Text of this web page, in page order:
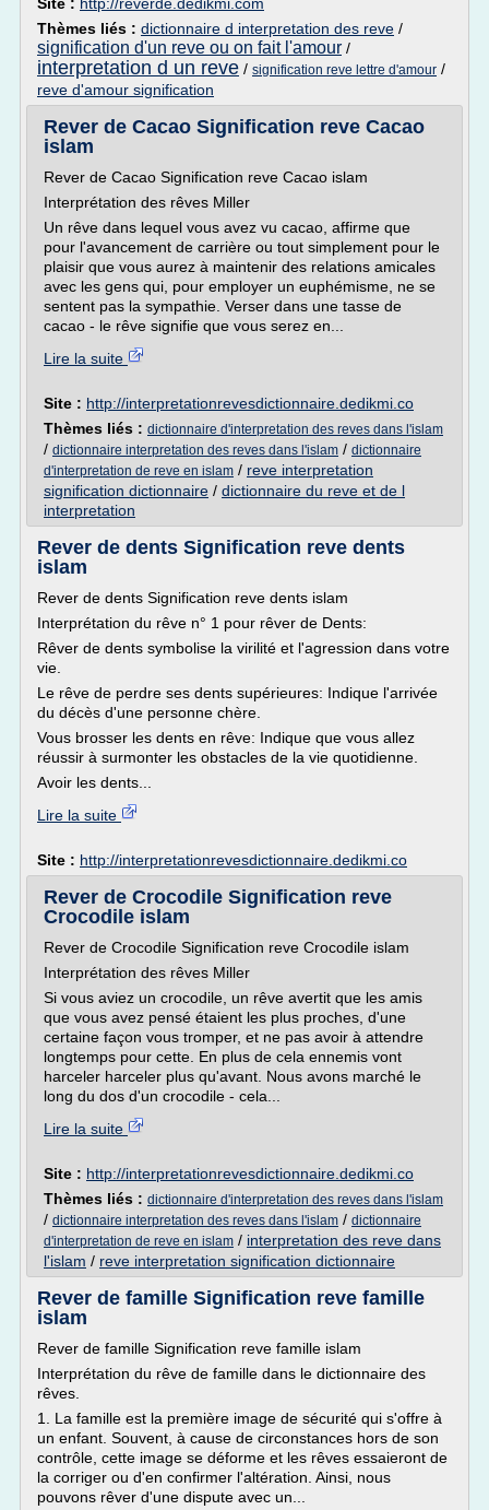
Thèmes liés : dictionnaire d interpretation des reve /
signification d'un reve ou on fait l'amour /
interpretation d un reve / signification reve lettre d'amour /
reve d'amour signification
Rever de Cacao Signification reve Cacao
islam
Rever de Cacao Signification reve Cacao islam
Interprétation des rêves Miller
Un rêve dans lequel vous avez vu cacao, affirme que
pour l'avancement de carrière ou tout simplement pour le
plaisir que vous aurez à maintenir des relations amicales
avec les gens qui, pour employer un euphémisme, ne se
sentent pas la sympathie. Verser dans une tasse de
cacao - le rêve signifie que vous serez en...
Lire la suite
Site : http://interpretationrevesdictionnaire.dedikmi.co
Thèmes liés : dictionnaire d'interpretation des reves dans l'islam
/ dictionnaire interpretation des reves dans l'islam / dictionnaire
d'interpretation de reve en islam / reve interpretation
signification dictionnaire / dictionnaire du reve et de l
interpretation
Rever de dents Signification reve dents
islam
Rever de dents Signification reve dents islam
Interprétation du rêve n° 1 pour rêver de Dents:
Rêver de dents symbolise la virilité et l'agression dans votre
vie.
Le rêve de perdre ses dents supérieures: Indique l'arrivée
du décès d'une personne chère.
Vous brosser les dents en rêve: Indique que vous allez
réussir à surmonter les obstacles de la vie quotidienne.
Avoir les dents...
Lire la suite
Site : http://interpretationrevesdictionnaire.dedikmi.co
Rever de Crocodile Signification reve
Crocodile islam
Rever de Crocodile Signification reve Crocodile islam
Interprétation des rêves Miller
Si vous aviez un crocodile, un rêve avertit que les amis
que vous avez pensé étaient les plus proches, d'une
certaine façon vous tromper, et ne pas avoir à attendre
longtemps pour cette. En plus de cela ennemis vont
harceler harceler plus qu'avant. Nous avons marché le
long du dos d'un crocodile - cela...
Lire la suite
Site : http://interpretationrevesdictionnaire.dedikmi.co
Thèmes liés : dictionnaire d'interpretation des reves dans l'islam
/ dictionnaire interpretation des reves dans l'islam / dictionnaire
d'interpretation de reve en islam / interpretation des reve dans
l'islam / reve interpretation signification dictionnaire
Rever de famille Signification reve famille
islam
Rever de famille Signification reve famille islam
Interprétation du rêve de famille dans le dictionnaire des
rêves.
1. La famille est la première image de sécurité qui s'offre à
un enfant. Souvent, à cause de circonstances hors de son
contrôle, cette image se déforme et les rêves essaieront de
la corriger ou d'en confirmer l'altération. Ainsi, nous
pouvons rêver d'une dispute avec un...